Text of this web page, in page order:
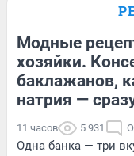
Модные
хозяйки.
баклажанов,
натрия —
11 часов 5 931
Одна банка — три